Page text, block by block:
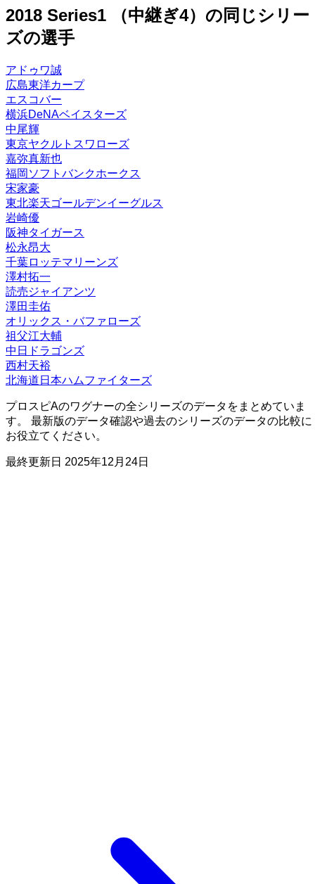
2018 Series1 （中継ぎ4）の同じシリー
ズの選手
アドゥワ誠
広島東洋カープ
エスコバー
横浜DeNAベイスターズ
中尾輝
東京ヤクルトスワローズ
嘉弥真新也
福岡ソフトバンクホークス
宋家豪
東北楽天ゴールデンイーグルス
岩崎優
阪神タイガース
松永昂大
千葉ロッテマリーンズ
澤村拓一
読売ジャイアンツ
澤田圭佑
オリックス・バファローズ
祖父江大輔
中日ドラゴンズ
西村天裕
北海道日本ハムファイターズ
プロスピAのワグナーの全シリーズのデータをまとめていま
す。 最新版のデータ確認や過去のシリーズのデータの比較に
お役立てください。
最終更新日 2025年12月24日